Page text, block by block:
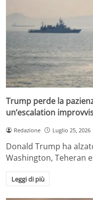
Trump perde la
un’escalation
Redazione Luglio 25, 2026
Donald Trump ha
Washington, Teheran
Leggi di più